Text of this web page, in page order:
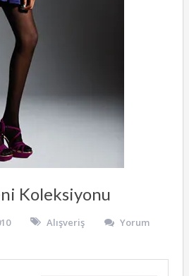
Koleksiyonu
Alışveriş
Yorum